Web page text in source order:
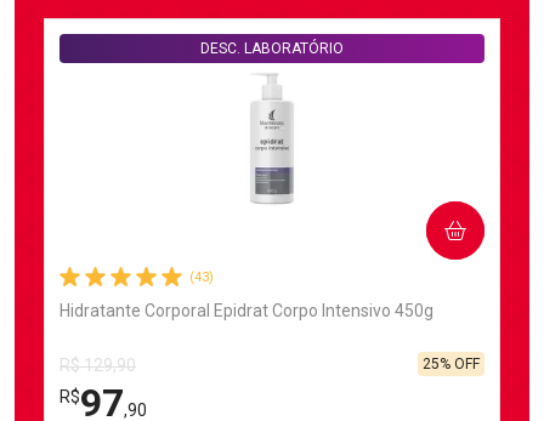
(43)
Hidratante Corporal Epidrat Corpo Intensivo 450g
DESC. LABORATÓRIO
R$ 129,90
R$97,90
25% OFF
COMPRAR